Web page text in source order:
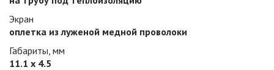
Экран
оплетка из луженой медной проволоки
Габариты, мм
11.1 х 4.5